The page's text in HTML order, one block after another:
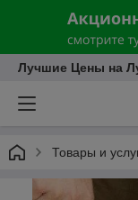
Лучшие Цены на
Товары и